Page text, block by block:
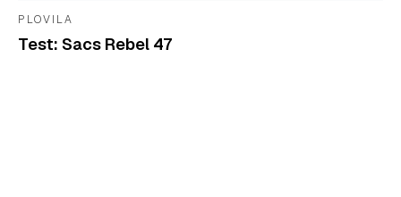
PLOVILA
Test: Sacs Rebel 47